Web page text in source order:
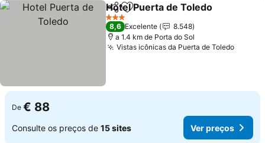
PartilharAdicionar aos favoritos
Hotel Puerta de Toledo
3 Estrelas
8,6 Excelente
8.548
a 1.4 km de Porta do Sol
Vistas icônicas da Puerta de Toledo
De € 88
Consulte os preços de 15 sites Ver preços